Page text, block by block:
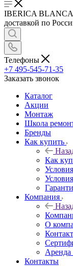
IBERICA BLANCA
доставкой по
Телефоны
+7 495-545-71-35
Заказать звонок
Каталог
Акции
Монтаж
Школа
Бренды
Как купить
Как
Компания
О
Аренда
Контакты